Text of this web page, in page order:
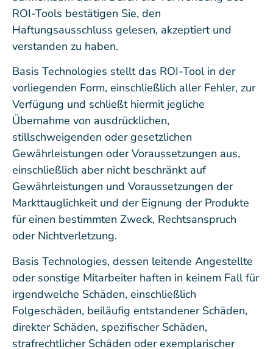
ROI-Tools bestätigen Sie, den
Haftungsausschluss gelesen, akzeptiert und
verstanden zu haben.
Basis Technologies stellt das ROI-Tool in der
vorliegenden Form, einschließlich aller Fehler, zur
Verfügung und schließt hiermit jegliche
Übernahme von ausdrücklichen,
stillschweigenden oder gesetzlichen
Gewährleistungen oder Voraussetzungen aus,
einschließlich aber nicht beschränkt auf
Gewährleistungen und Voraussetzungen der
Markttauglichkeit und der Eignung der Produkte
für einen bestimmten Zweck, Rechtsanspruch
oder Nichtverletzung.
Basis Technologies, dessen leitende Angestellte
oder sonstige Mitarbeiter haften in keinem Fall für
irgendwelche Schäden, einschließlich
Folgeschäden, beiläufig entstandener Schäden,
direkter Schäden, spezifischer Schäden,
strafrechtlicher Schäden oder exemplarischer